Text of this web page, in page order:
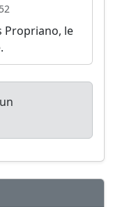
Propriano, le